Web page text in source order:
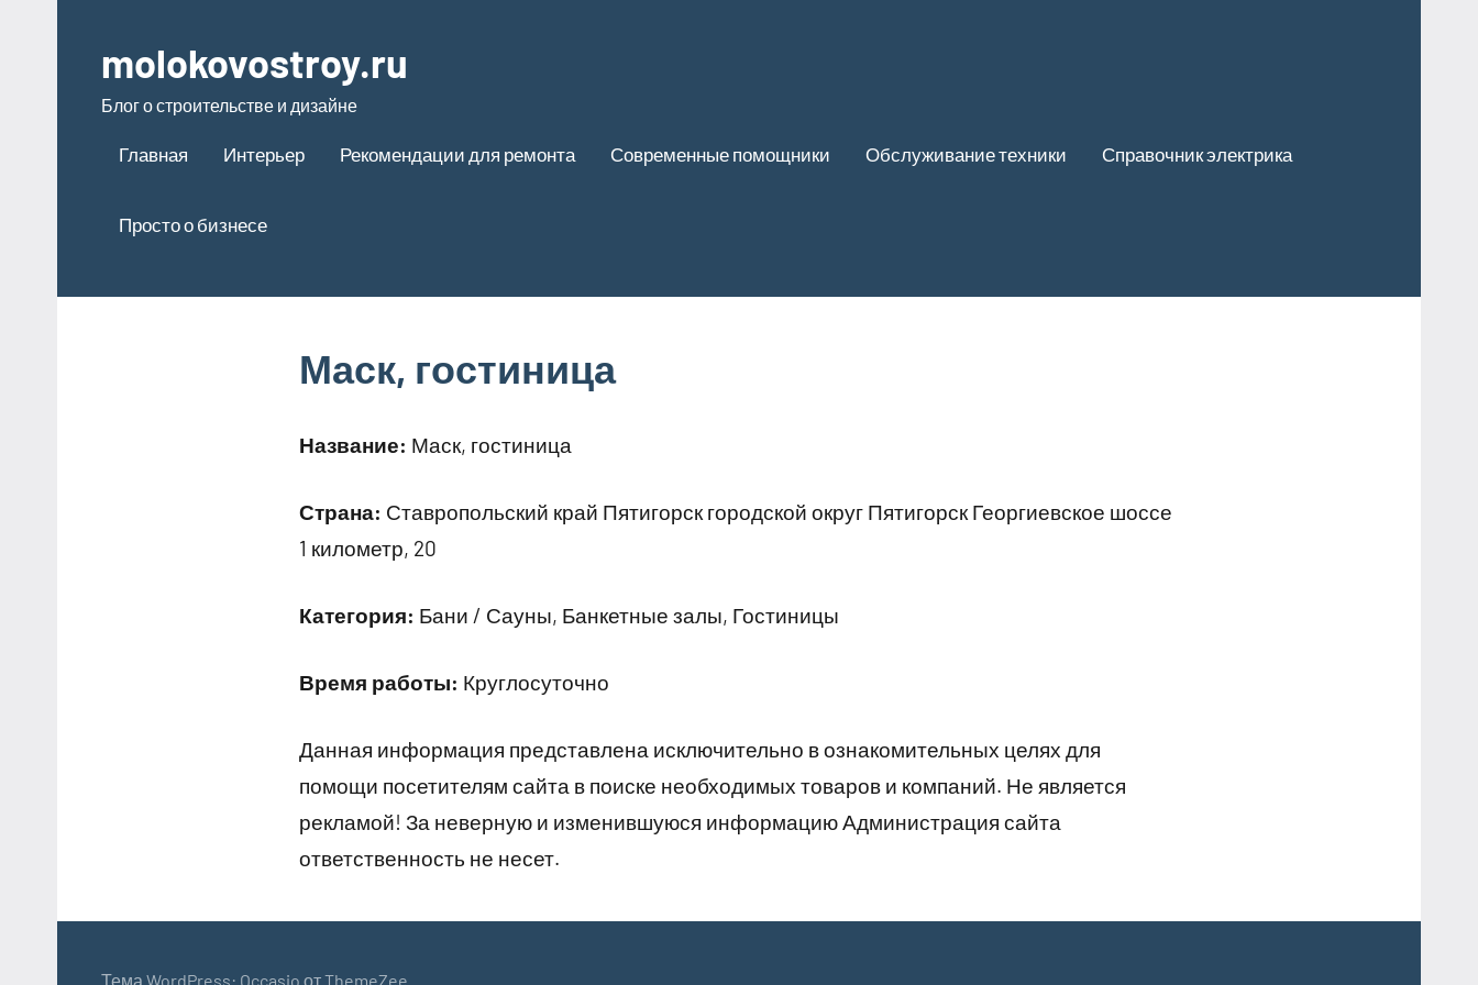
содержимому
molokovostroy.ru
Блог о строительстве и дизайне
Главная Интерьер Рекомендации для ремонта Современные помощники Обслуживание техники Справочник электрика
Просто о бизнесе
Маск, гостиница
Название: Маск, гостиница
Страна: Ставропольский край Пятигорск городской округ Пятигорск Георгиевское шоссе
1 километр, 20
Категория: Бани / Сауны, Банкетные залы, Гостиницы
Время работы: Круглосуточно
Данная информация представлена исключительно в ознакомительных целях для
помощи посетителям сайта в поиске необходимых товаров и компаний. Не является
рекламой! За неверную и изменившуюся информацию Администрация сайта
ответственность не несет.
Тема WordPress: Occasio от ThemeZee.